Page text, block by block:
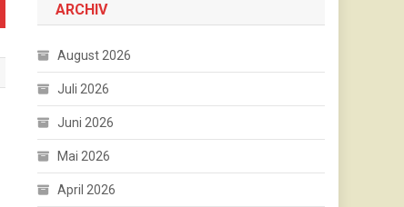
ARCHIV
August 2026
Juli 2026
Juni 2026
Mai 2026
April 2026